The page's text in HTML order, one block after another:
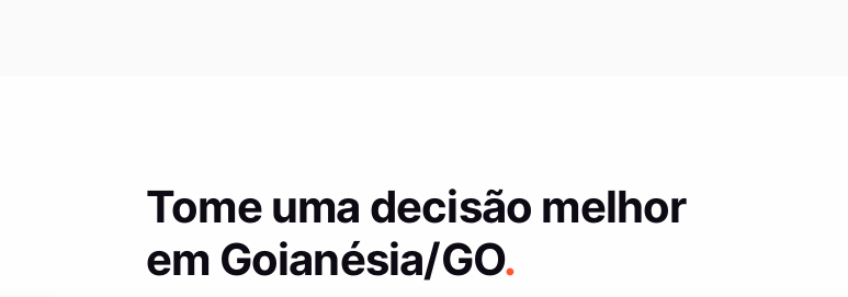
Tome uma decisão melhor
em Goianésia/GO.